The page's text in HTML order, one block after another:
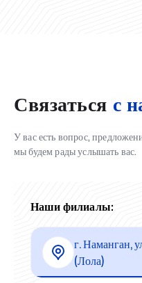
Связаться с
У вас есть вопрос,
мы будем рады услышать вас.
Наши филиалы:
г. Наманган,
(Лола)